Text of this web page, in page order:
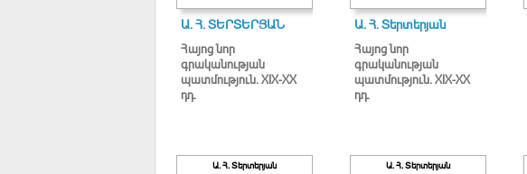
Ա. Հ. ՏԵՐՏԵՐՅԱՆ
Հայոց նոր
գրականության
պատմություն. XIX-XX
դդ.
Ա. Հ. Տերտերյան
Հայոց նոր
գրականության
պատմություն. XIX-XX
դդ.
Ա. Հ. Տերտերյան Ա. Հ. Տերտերյան